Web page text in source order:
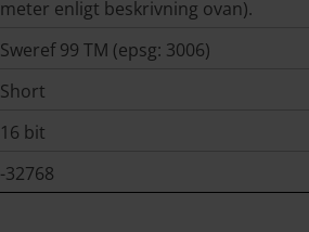
meter enligt beskrivning ovan).
Sweref 99 TM (epsg: 3006)
Short
16 bit
-32768